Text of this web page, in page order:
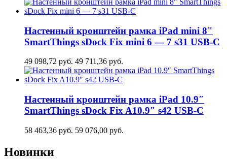
Настенный кронштейн рамка iPad mini 8"
SmartThings sDock Fix mini 6 — 7 s31 USB-C
49 098,72 руб. 49 711,36 руб.
Настенный кронштейн рамка iPad 10.9″
SmartThings sDock Fix A10.9″ s42 USB-C
58 463,36 руб. 59 076,00 руб.
Новинки